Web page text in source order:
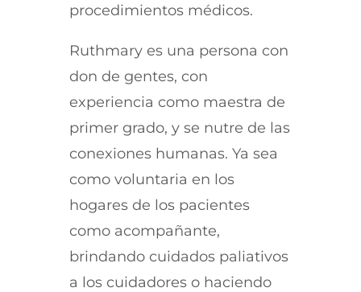
procedimientos médicos.
Ruthmary es una persona con
don de gentes, con
experiencia como maestra de
primer grado, y se nutre de las
conexiones humanas. Ya sea
como voluntaria en los
hogares de los pacientes
como acompañante,
brindando cuidados paliativos
a los cuidadores o haciendo